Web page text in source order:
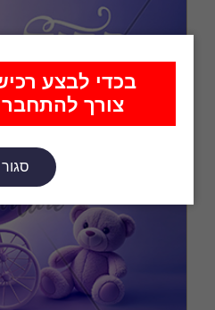
בכדי לבצע
צורך
סגור